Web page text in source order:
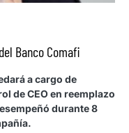
Banco Comafi
a cargo de
de CEO en reemplazo
durante 8